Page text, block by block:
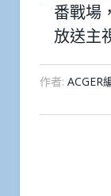
番戰場
放送主
作者: ACGER